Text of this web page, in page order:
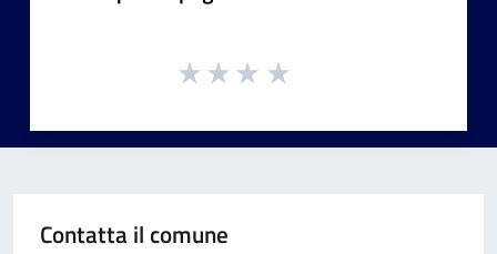
Contatta il comune